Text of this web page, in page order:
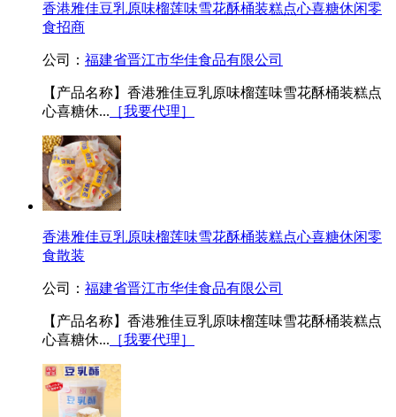
香港雅佳豆乳原味榴莲味雪花酥桶装糕点心喜糖休闲零
食招商
公司： 福建省晋江市华佳食品有限公司
【产品名称】香港雅佳豆乳原味榴莲味雪花酥桶装糕点
心喜糖休... ［我要代理］
香港雅佳豆乳原味榴莲味雪花酥桶装糕点心喜糖休闲零
食散装
公司： 福建省晋江市华佳食品有限公司
【产品名称】香港雅佳豆乳原味榴莲味雪花酥桶装糕点
心喜糖休... ［我要代理］